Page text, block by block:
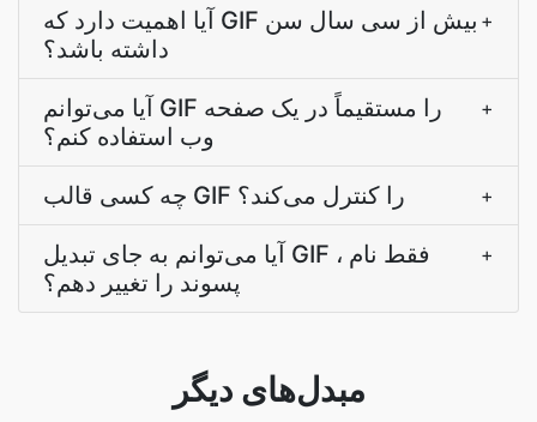
آیا اهمیت دارد که GIF بیش از سی سال سن
داشته باشد؟
+
آیا می‌توانم GIF را مستقیماً در یک صفحه
وب استفاده کنم؟
+
چه کسی قالب GIF را کنترل می‌کند؟ +
آیا می‌توانم به جای تبدیل GIF ، فقط نام
پسوند را تغییر دهم؟
+
مبدل‌های دیگر